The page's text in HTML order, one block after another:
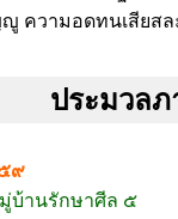
ความอดทนเสียสล
ประมวลภ
๙
บ้านรักษาศีล ๕